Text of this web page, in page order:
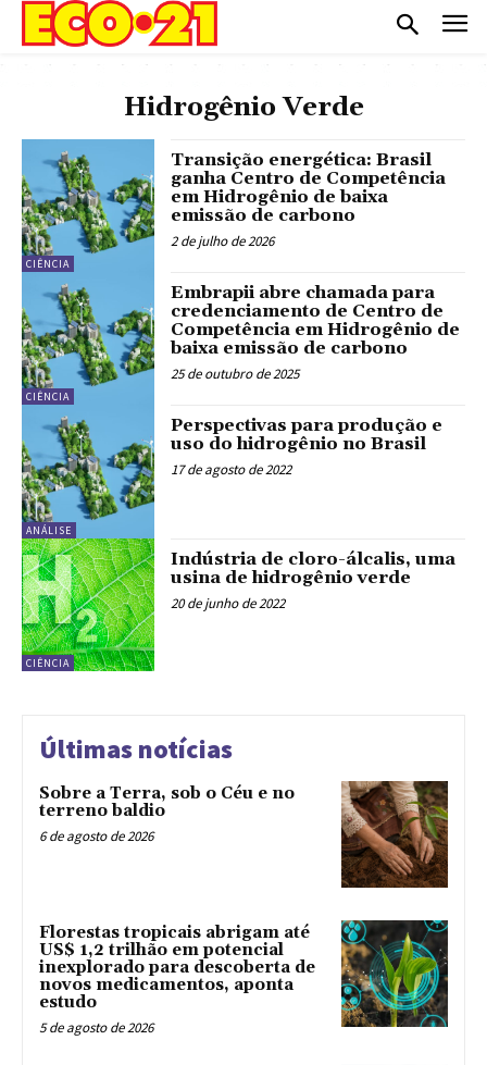
Hidrogênio Verde
CIÊNCIA
Transição energética: Brasil
ganha Centro de Competência
em Hidrogênio de baixa
emissão de carbono
2 de julho de 2026
CIÊNCIA
Embrapii abre chamada para
credenciamento de Centro de
Competência em Hidrogênio de
baixa emissão de carbono
25 de outubro de 2025
ANÁLISE
Perspectivas para produção e
uso do hidrogênio no Brasil
17 de agosto de 2022
CIÊNCIA
Indústria de cloro-álcalis, uma
usina de hidrogênio verde
20 de junho de 2022
Últimas notícias
Sobre a Terra, sob o Céu e no
terreno baldio
6 de agosto de 2026
Florestas tropicais abrigam até
US$ 1,2 trilhão em potencial
inexplorado para descoberta de
novos medicamentos, aponta
estudo
5 de agosto de 2026